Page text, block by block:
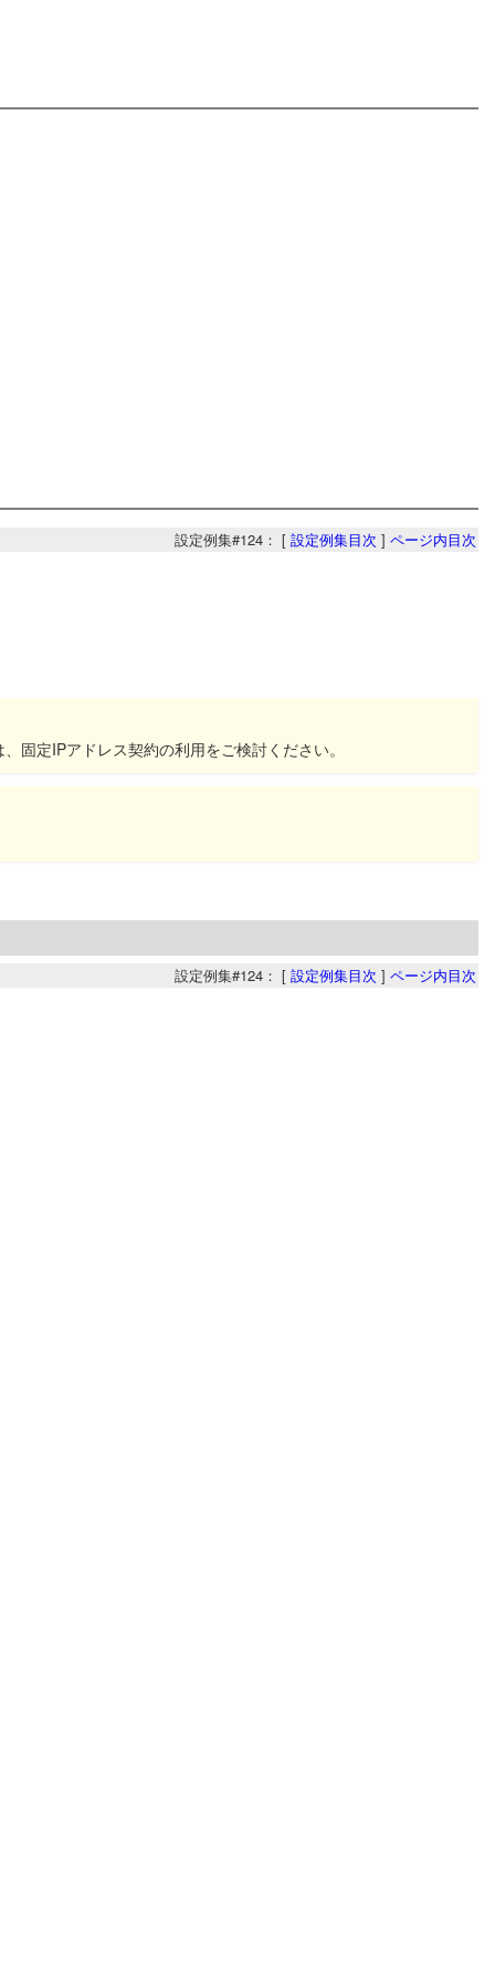
設定例集#124： [ 設定例集目次 ] ページ内目次
固定IPアドレス契約の利用をご検討ください。
設定例集#124： [ 設定例集目次 ] ページ内目次